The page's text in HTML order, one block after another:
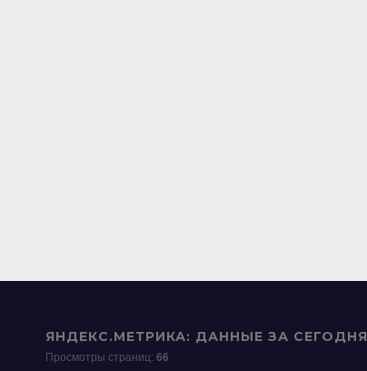
ЯНДЕКС.МЕТРИКА: ДАННЫЕ ЗА СЕГОДНЯ
Просмотры страниц: 66